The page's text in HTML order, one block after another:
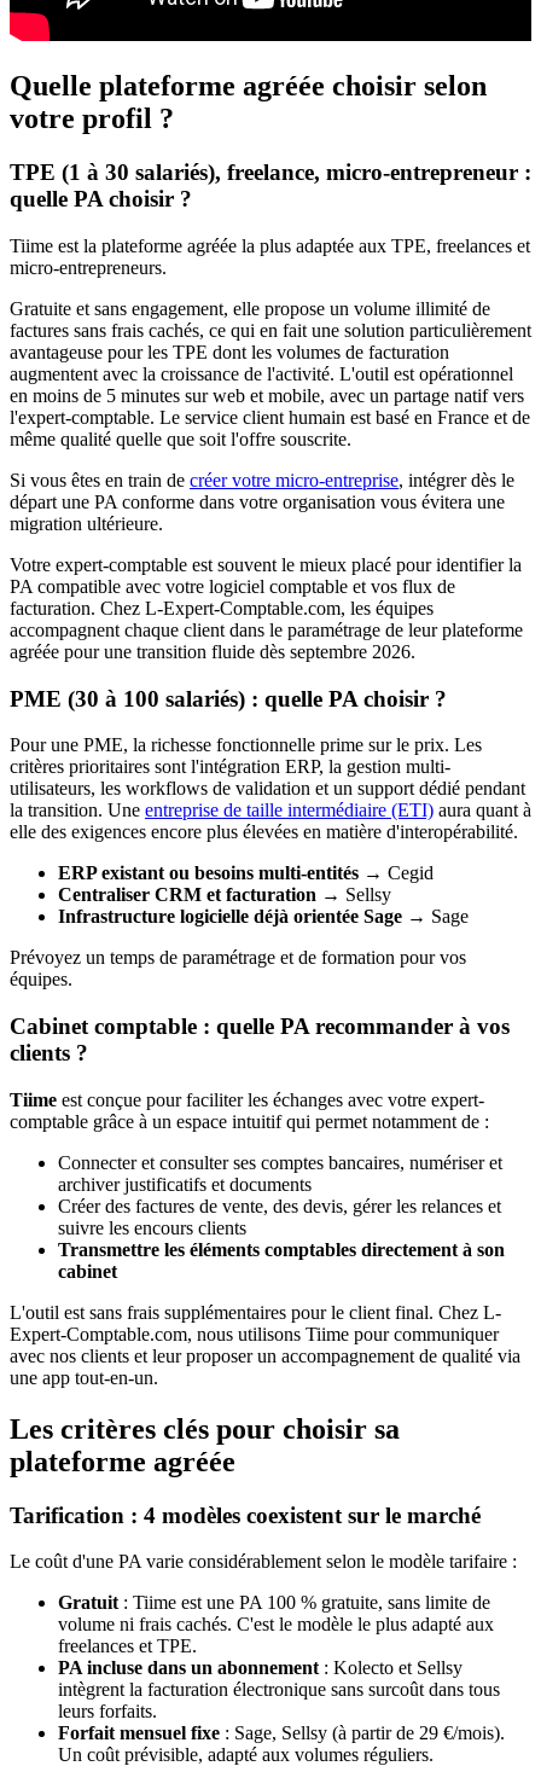
Quelle plateforme agréée choisir selon
votre profil ?
TPE (1 à 30 salariés), freelance, micro-entrepreneur :
quelle PA choisir ?
Tiime est la plateforme agréée la plus adaptée aux TPE, freelances et
micro-entrepreneurs.
Gratuite et sans engagement, elle propose un volume illimité de
factures sans frais cachés, ce qui en fait une solution particulièrement
avantageuse pour les TPE dont les volumes de facturation
augmentent avec la croissance de l'activité. L'outil est opérationnel
en moins de 5 minutes sur web et mobile, avec un partage natif vers
l'expert-comptable. Le service client humain est basé en France et de
même qualité quelle que soit l'offre souscrite.
Si vous êtes en train de créer votre micro-entreprise, intégrer dès le
départ une PA conforme dans votre organisation vous évitera une
migration ultérieure.
Votre expert-comptable est souvent le mieux placé pour identifier la
PA compatible avec votre logiciel comptable et vos flux de
facturation. Chez L-Expert-Comptable.com, les équipes
accompagnent chaque client dans le paramétrage de leur plateforme
agréée pour une transition fluide dès septembre 2026.
PME (30 à 100 salariés) : quelle PA choisir ?
Pour une PME, la richesse fonctionnelle prime sur le prix. Les
critères prioritaires sont l'intégration ERP, la gestion multi-
utilisateurs, les workflows de validation et un support dédié pendant
la transition. Une entreprise de taille intermédiaire (ETI) aura quant à
elle des exigences encore plus élevées en matière d'interopérabilité.
ERP existant ou besoins multi-entités → Cegid
Centraliser CRM et facturation → Sellsy
Infrastructure logicielle déjà orientée Sage → Sage
Prévoyez un temps de paramétrage et de formation pour vos
équipes.
Cabinet comptable : quelle PA recommander à vos
clients ?
Tiime est conçue pour faciliter les échanges avec votre expert-
comptable grâce à un espace intuitif qui permet notamment de :
Connecter et consulter ses comptes bancaires, numériser et
archiver justificatifs et documents
Créer des factures de vente, des devis, gérer les relances et
suivre les encours clients
Transmettre les éléments comptables directement à son
cabinet
L'outil est sans frais supplémentaires pour le client final. Chez L-
Expert-Comptable.com, nous utilisons Tiime pour communiquer
avec nos clients et leur proposer un accompagnement de qualité via
une app tout-en-un.
Les critères clés pour choisir sa
plateforme agréée
Tarification : 4 modèles coexistent sur le marché
Le coût d'une PA varie considérablement selon le modèle tarifaire :
Gratuit : Tiime est une PA 100 % gratuite, sans limite de
volume ni frais cachés. C'est le modèle le plus adapté aux
freelances et TPE.
PA incluse dans un abonnement : Kolecto et Sellsy
intègrent la facturation électronique sans surcoût dans tous
leurs forfaits.
Forfait mensuel fixe : Sage, Sellsy (à partir de 29 €/mois).
Un coût prévisible, adapté aux volumes réguliers.